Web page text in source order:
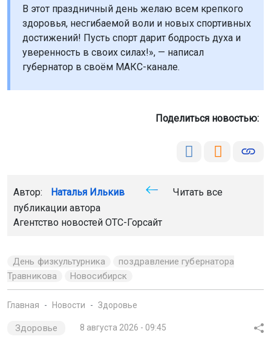
В этот праздничный день желаю всем крепкого
здоровья, несгибаемой воли и новых спортивных
достижений! Пусть спорт дарит бодрость духа и
уверенность в своих силах!», — написал
губернатор в своём МАКС-канале.
Поделиться новостью:
Автор: Наталья Илькив
Читать все
публикации автора
Агентство новостей ОТС-Горсайт
День физкультурника
поздравление губернатора
Травникова
Новосибирск
Главная Новости Здоровье
Здоровье 8 августа 2026 - 09:45